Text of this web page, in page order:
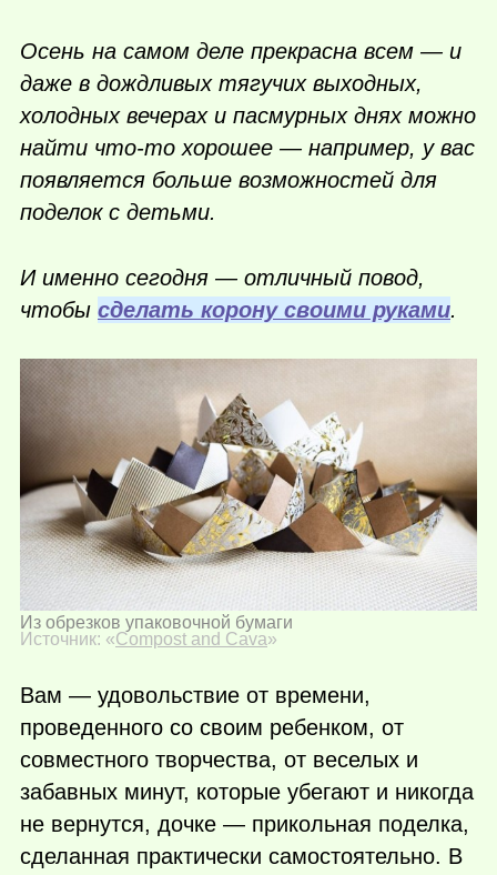
Осень на самом деле прекрасна всем — и
даже в дождливых тягучих выходных,
холодных вечерах и пасмурных днях можно
найти что-то хорошее — например, у вас
появляется больше возможностей для
поделок с детьми.
И именно сегодня — отличный повод,
чтобы сделать корону своими руками.
Из обрезков упаковочной бумаги
Источник: «Compost and Cava»
Вам — удовольствие от времени,
проведенного со своим ребенком, от
совместного творчества, от веселых и
забавных минут, которые убегают и никогда
не вернутся, дочке — прикольная поделка,
сделанная практически самостоятельно. В